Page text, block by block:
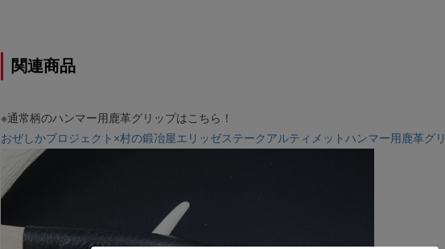
関連商品
※通常柄のハンマー用鹿革グリップはこちら！
おぜしかプロジェクト×村の鍛冶屋エリッゼステークアルティメットハンマー用鹿革グ